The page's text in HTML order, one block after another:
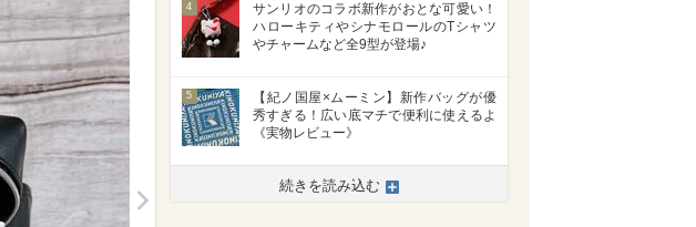
4
サンリオのコラボ新作がおとな可愛い！
ハローキティやシナモロールのTシャツ
やチャームなど全9型が登場♪
5
【紀ノ国屋×ムーミン】新作バッグが優
秀すぎる！広い底マチで便利に使えるよ
《実物レビュー》
続きを読み込む